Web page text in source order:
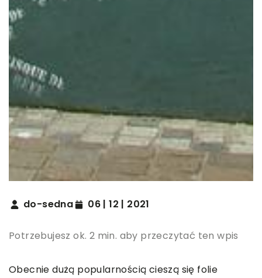
do-sedna 06 | 12 | 2021
Potrzebujesz ok. 2 min. aby przeczytać ten wpis
Obecnie dużą popularnością cieszą się folie